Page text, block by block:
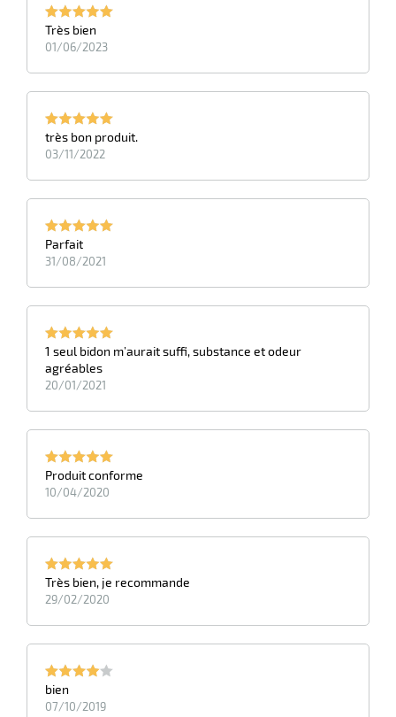
Très bien
01/06/2023
très bon produit.
03/11/2022
Parfait
31/08/2021
1 seul bidon m’aurait suffi, substance et odeur
agréables
20/01/2021
Produit conforme
10/04/2020
Très bien, je recommande
29/02/2020
bien
07/10/2019